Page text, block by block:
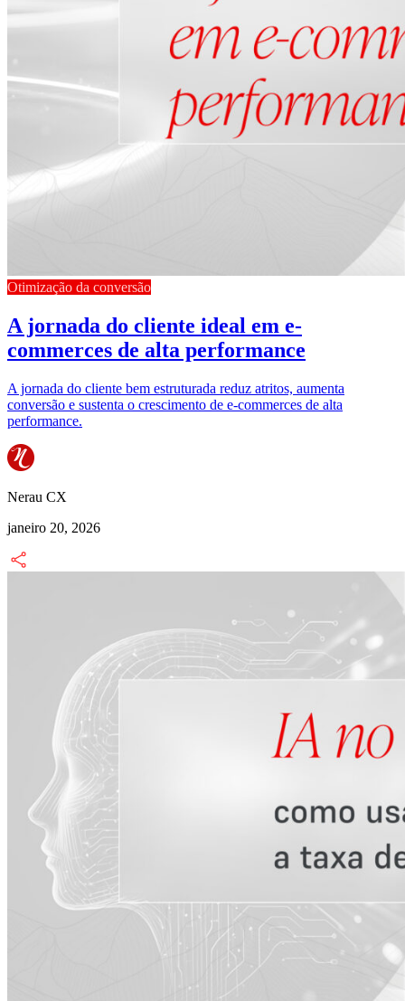
Otimização da conversão
A jornada do cliente ideal em e-
commerces de alta performance
A jornada do cliente bem estruturada reduz atritos, aumenta
conversão e sustenta o crescimento de e-commerces de alta
performance.
Nerau CX
janeiro 20, 2026